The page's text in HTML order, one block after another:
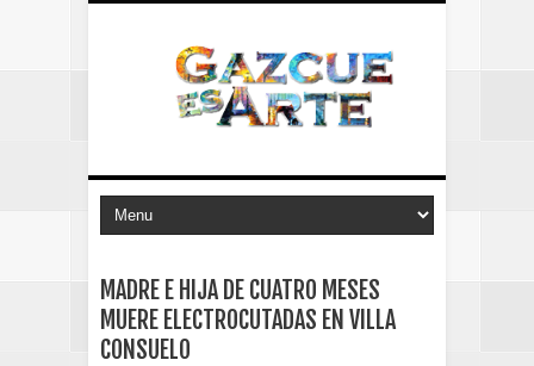
MADRE E HIJA DE CUATRO MESES
MUERE ELECTROCUTADAS EN VILLA
CONSUELO